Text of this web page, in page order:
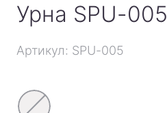
Урна SPU-005
Артикул: SPU-005